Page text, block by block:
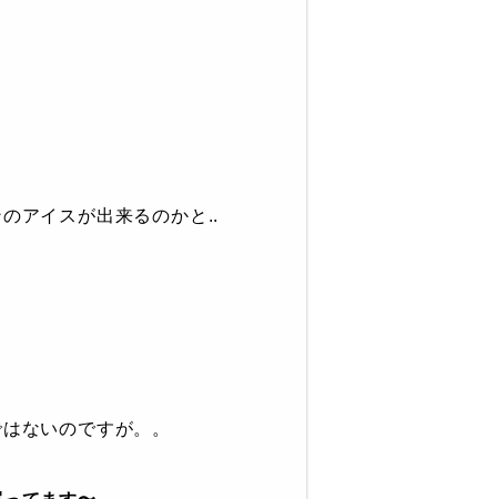
アイスが出来るのかと..
ないのですが。。